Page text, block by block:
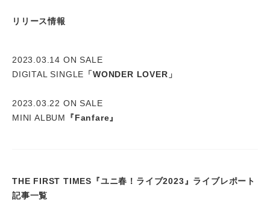
リリース情報
2023.03.14 ON SALE
DIGITAL SINGLE 「WONDER LOVER」
2023.03.22 ON SALE
MINI ALBUM
『Fanfare』
THE FIRST TIMES『ユニ春！ライブ2023』ライブレポート
記事一覧